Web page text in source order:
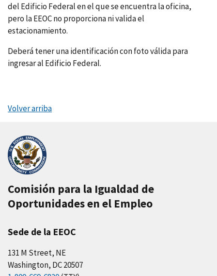
del Edificio Federal en el que se encuentra la oficina,
pero la EEOC no proporciona ni valida el
estacionamiento.
Deberá tener una identificación con foto válida para
ingresar al Edificio Federal.
Volver arriba
Comisión para la Igualdad de
Oportunidades en el Empleo
Sede de la EEOC
131 M Street, NE
Washington, DC 20507